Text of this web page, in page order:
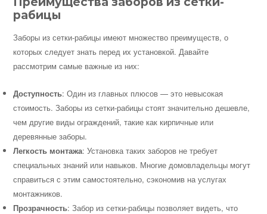
рабицы
Заборы из сетки-рабицы имеют множество преимуществ, о
которых следует знать перед их установкой. Давайте
рассмотрим самые важные из них:
Доступность: Один из главных плюсов — это невысокая
стоимость. Заборы из сетки-рабицы стоят значительно дешевле,
чем другие виды ограждений, такие как кирпичные или
деревянные заборы.
Легкость монтажа: Установка таких заборов не требует
специальных знаний или навыков. Многие домовладельцы могут
справиться с этим самостоятельно, сэкономив на услугах
монтажников.
Прозрачность: Забор из сетки-рабицы позволяет видеть, что